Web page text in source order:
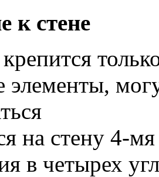
к стене
элементы,
на стену 4-
в четырех